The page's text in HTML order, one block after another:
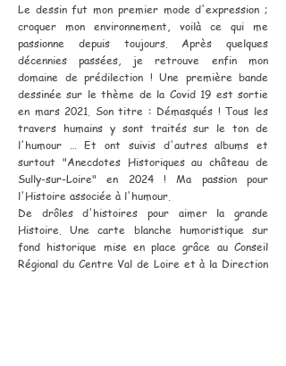
Le dessin fut mon premier mode d'expression ;
croquer mon environnement, voilà ce qui me
passionne depuis toujours. Après quelques
décennies passées, je retrouve enfin mon
domaine de prédilection ! Une première bande
dessinée sur le thème de la Covid 19 est sortie
en mars 2021. Son titre : Démasqués ! Tous les
travers humains y sont traités sur le ton de
l'humour … Et ont suivis d'autres albums et
surtout "Anecdotes Historiques au château de
Sully-sur-Loire" en 2024 ! Ma passion pour
l'Histoire associée à l'humour.
De drôles d'histoires pour aimer la grande
Histoire. Une carte blanche humoristique sur
fond historique mise en place grâce au Conseil
Régional du Centre Val de Loire et à la Direction